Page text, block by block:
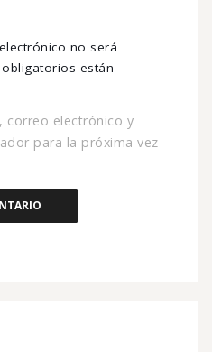
no será
están
correo electrónico y
para la próxima vez